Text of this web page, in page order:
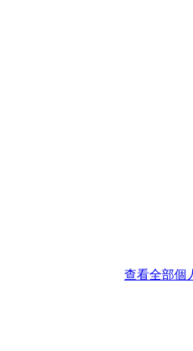
查看全部個